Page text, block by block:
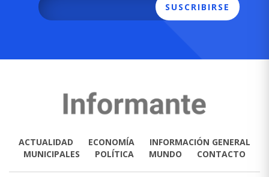
SUSCRIBIRSE
ACTUALIDAD ECONOMÍA
INFORMACIÓN GENERAL
MUNICIPALES
POLÍTICA MUNDO CONTACTO